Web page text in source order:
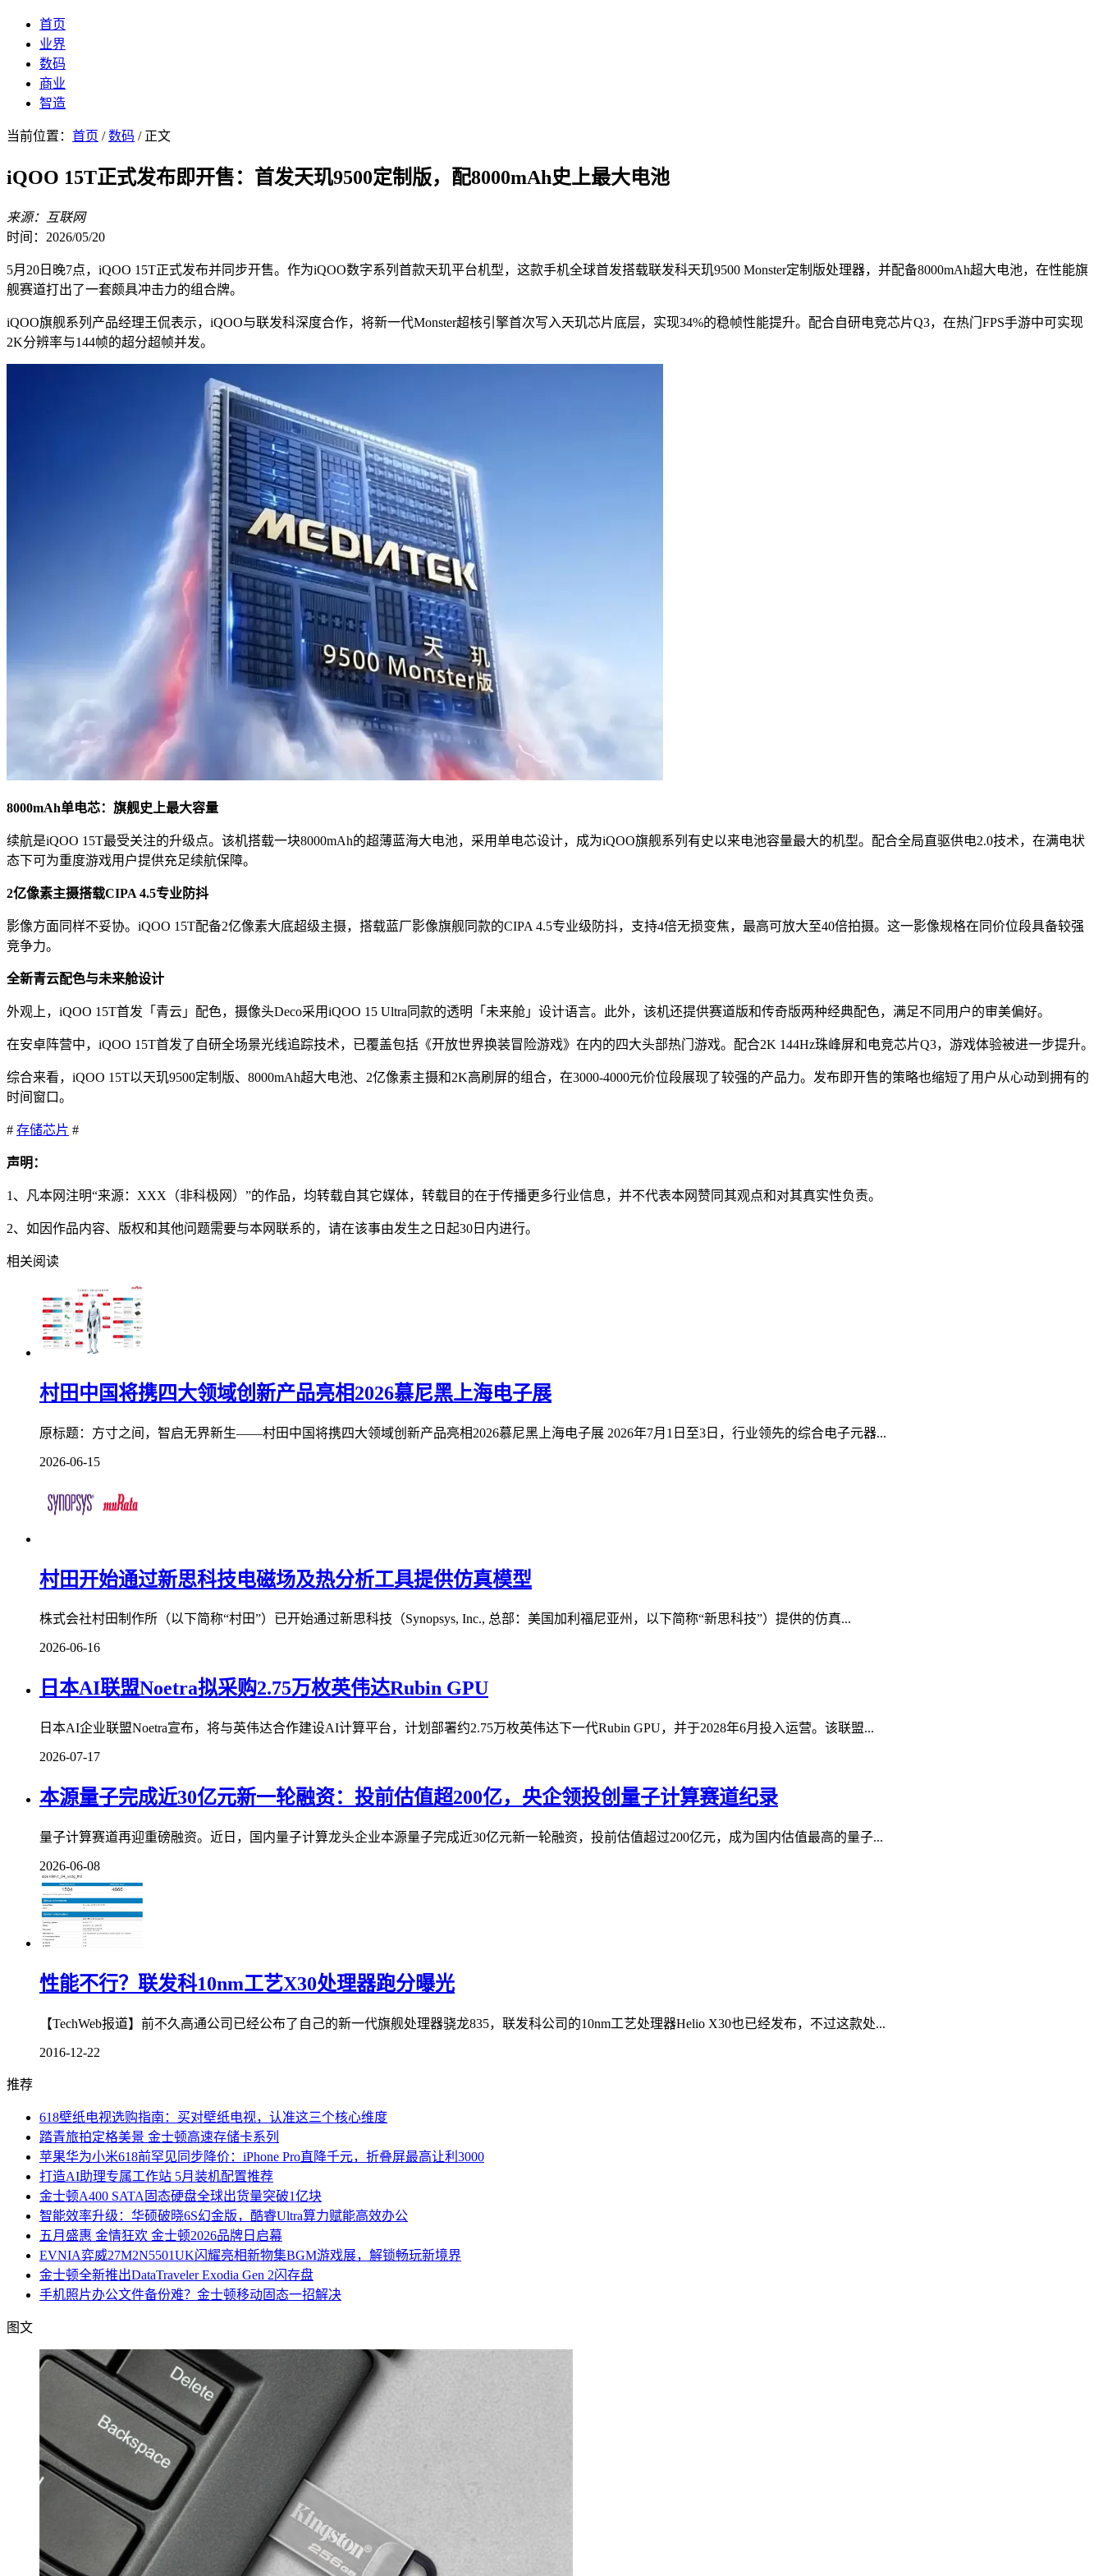
首页
业界
数码
商业
智造
当前位置： 首页 /数码 / 正文
iQOO 15T正式发布即开售：首发天玑9500定制版，配8000mAh史上最大电池
来源：互联网
时间：2026/05/20
5月20日晚7点，iQOO 15T正式发布并同步开售。作为iQOO数字系列首款天玑平台机型，这款手机全球首发搭载联发科天玑9500 Monster定制版处理器，并配备8000mAh超大电池，在性能旗
舰赛道打出了一套颇具冲击力的组合牌。
iQOO旗舰系列产品经理王侃表示，iQOO与联发科深度合作，将新一代Monster超核引擎首次写入天玑芯片底层，实现34%的稳帧性能提升。配合自研电竞芯片Q3，在热门FPS手游中可实现
2K分辨率与144帧的超分超帧并发。
8000mAh单电芯：旗舰史上最大容量
续航是iQOO 15T最受关注的升级点。该机搭载一块8000mAh的超薄蓝海大电池，采用单电芯设计，成为iQOO旗舰系列有史以来电池容量最大的机型。配合全局直驱供电2.0技术，在满电状
态下可为重度游戏用户提供充足续航保障。
2亿像素主摄搭载CIPA 4.5专业防抖
影像方面同样不妥协。iQOO 15T配备2亿像素大底超级主摄，搭载蓝厂影像旗舰同款的CIPA 4.5专业级防抖，支持4倍无损变焦，最高可放大至40倍拍摄。这一影像规格在同价位段具备较强
竞争力。
全新青云配色与未来舱设计
外观上，iQOO 15T首发「青云」配色，摄像头Deco采用iQOO 15 Ultra同款的透明「未来舱」设计语言。此外，该机还提供赛道版和传奇版两种经典配色，满足不同用户的审美偏好。
在安卓阵营中，iQOO 15T首发了自研全场景光线追踪技术，已覆盖包括《开放世界换装冒险游戏》在内的四大头部热门游戏。配合2K 144Hz珠峰屏和电竞芯片Q3，游戏体验被进一步提升。
综合来看，iQOO 15T以天玑9500定制版、8000mAh超大电池、2亿像素主摄和2K高刷屏的组合，在3000-4000元价位段展现了较强的产品力。发布即开售的策略也缩短了用户从心动到拥有的
时间窗口。
# 存储芯片 #
声明：
1、凡本网注明“来源：XXX（非科极网）”的作品，均转载自其它媒体，转载目的在于传播更多行业信息，并不代表本网赞同其观点和对其真实性负责。
2、如因作品内容、版权和其他问题需要与本网联系的，请在该事由发生之日起30日内进行。
相关阅读
村田中国将携四大领域创新产品亮相2026慕尼黑上海电子展
原标题：方寸之间，智启无界新生——村田中国将携四大领域创新产品亮相2026慕尼黑上海电子展 2026年7月1日至3日，行业领先的综合电子元器...
2026-06-15
村田开始通过新思科技电磁场及热分析工具提供仿真模型
株式会社村田制作所（以下简称“村田”）已开始通过新思科技（Synopsys, Inc., 总部：美国加利福尼亚州，以下简称“新思科技”）提供的仿真...
2026-06-16
日本AI联盟Noetra拟采购2.75万枚英伟达Rubin GPU
日本AI企业联盟Noetra宣布，将与英伟达合作建设AI计算平台，计划部署约2.75万枚英伟达下一代Rubin GPU，并于2028年6月投入运营。该联盟...
2026-07-17
本源量子完成近30亿元新一轮融资：投前估值超200亿，央企领投创量子计算赛道纪录
量子计算赛道再迎重磅融资。近日，国内量子计算龙头企业本源量子完成近30亿元新一轮融资，投前估值超过200亿元，成为国内估值最高的量子...
2026-06-08
性能不行？联发科10nm工艺X30处理器跑分曝光
【TechWeb报道】前不久高通公司已经公布了自己的新一代旗舰处理器骁龙835，联发科公司的10nm工艺处理器Helio X30也已经发布，不过这款处...
2016-12-22
推荐
618壁纸电视选购指南：买对壁纸电视，认准这三个核心维度
踏青旅拍定格美景 金士顿高速存储卡系列
苹果华为小米618前罕见同步降价：iPhone Pro直降千元，折叠屏最高让利3000
打造AI助理专属工作站 5月装机配置推荐
金士顿A400 SATA固态硬盘全球出货量突破1亿块
智能效率升级：华硕破晓6S幻金版，酷睿Ultra算力赋能高效办公
五月盛惠 金情狂欢 金士顿2026品牌日启幕
EVNIA弈威27M2N5501UK闪耀亮相新物集BGM游戏展，解锁畅玩新境界
金士顿全新推出DataTraveler Exodia Gen 2闪存盘
手机照片办公文件备份难？金士顿移动固态一招解决
图文